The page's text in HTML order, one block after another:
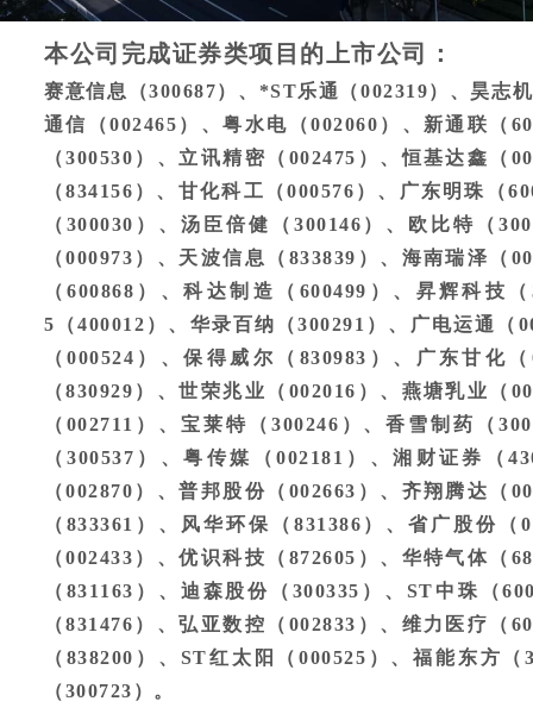
本公司完成证券类项目的上市公司：
赛意信息（300687）、*ST乐通（002319）、昊志
通信（002465）、粤水电（002060）、新通联（
（300530）、立讯精密（002475）、恒基达鑫（
（834156）、甘化科工（000576）、广东明珠（
（300030）、汤臣倍健（300146）、欧比特（
（000973）、天波信息（833839）、海南瑞泽（
（600868）、科达制造（600499）、昇辉科技
5（400012）、华录百纳（300291）、广电运通（
（000524）、保得威尔（830983）、广东甘化
（830929）、世荣兆业（002016）、燕塘乳业（
（002711）、宝莱特（300246）、香雪制药（
（300537）、粤传媒（002181）、湘财证券（
（002870）、普邦股份（002663）、齐翔腾达（
（833361）、风华环保（831386）、省广股份
（002433）、优识科技（872605）、华特气体（
（831163）、迪森股份（300335）、ST中珠（
（831476）、弘亚数控（002833）、维力医疗（
（838200）、ST红太阳（000525）、福能东方
（300723）。